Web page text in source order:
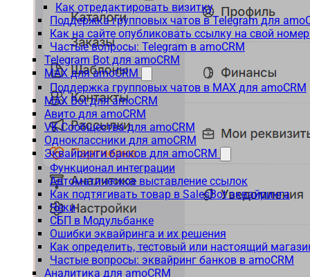
Как отредактировать визитку
Поддержка групповых чатов в Telegram для
Как на сайте опубликовать ссылку на свой
Частые вопросы: Telegram в amoCRM
Telegram Bot для amoCRM
MAX для amoCRM
Поддержка групповых чатов в MAX для amoCRM
MAX Bot для amoCRM
Авито для amoCRM
VK Сообщества для amoCRM
Одноклассники для amoCRM
Эквайринги банков для amoCRM
Функционал интеграции
Автоматическое выставление ссылок
Как подтягивать товар в SalesBot эквайринга
Чеки
СБП в Модульбанке
Ошибки эквайринга и их решения
Как определить, тестовый или настоящий
Частые вопросы: эквайринг банков в amoCRM
Аналитика для amoCRM